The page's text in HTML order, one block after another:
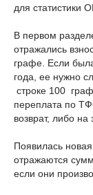
для
В первом
отражались
графе. Если
года, ее нужно
строке 100
переплата по
возврат, либо
Появилась
отражаются
если они